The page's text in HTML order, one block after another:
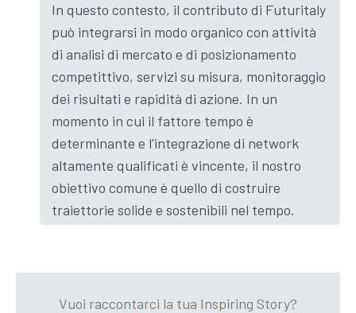
In questo contesto, il contributo di Futuritaly
può integrarsi in modo organico con attività
di analisi di mercato e di posizionamento
competittivo, servizi su misura, monitoraggio
dei risultati e rapidità di azione. In un
momento in cui il fattore tempo è
determinante e l'integrazione di network
altamente qualificati è vincente, il nostro
obiettivo comune è quello di costruire
traiettorie solide e sostenibili nel tempo.
Vuoi raccontarci la tua Inspiring Story?